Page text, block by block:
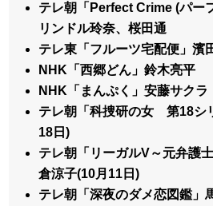
テレ朝「Perfect Crime (パー
リンドル玲奈、桜田通
テレ東「フルーツ宅配便」濱
NHK「西郷どん」鈴木亮平
NHK「まんぷく」安藤サクラ
テレ朝「科捜研の女 第18シ
18日)
テレ朝「リーガルV～元弁護
倉涼子(10月11日)
テレ朝「深夜のダメ恋図鑑」